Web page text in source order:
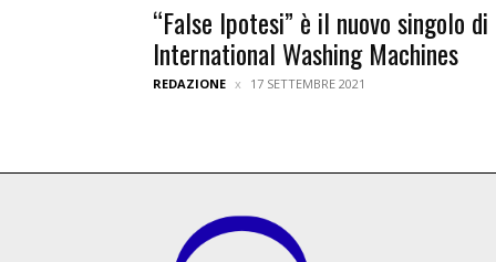
“False Ipotesi” è il nuovo singolo di
International Washing Machines
REDAZIONE 17 SETTEMBRE 2021